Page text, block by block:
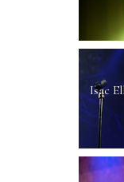
Isac